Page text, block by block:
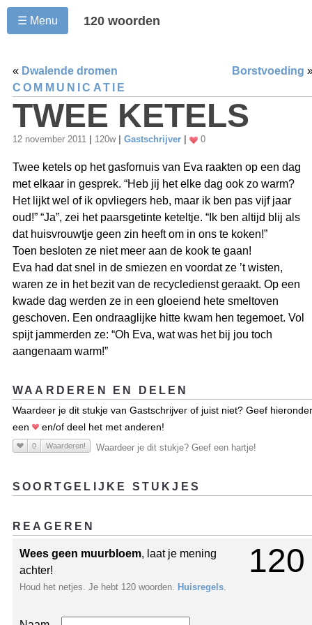
☰ Menu 120 woorden
« Dwalende dromen Borstvoeding
COMMUNICATIE
TWEE KETELS
12 november 2011 120w Gastschrijver 0
Twee ketels op het gasfornuis van Eva raakten op een dag
met elkaar in gesprek. “Heb jij het elke dag ook zo warm?
Het lijkt wel of ik opvliegers heb, maar ik ben pas vijf jaar
oud!” “Ja”, zei het paarsgetinte keteltje. “Ik ben altijd blij als
dat huisvrouwtje geen zin heeft om in ons te koken!”
Toen besloten ze niet meer aan de kook te gaan!
Eva had dat snel in de smiezen en voordat ze ’t wisten,
waren ze in het bezit van de recycledienst geraakt. Op een
kwade dag werden ze in een gloeiend hete smeltoven
geschoven. Een ondraaglijke hitte kwam hen tegemoet. Vol
spijt jammerden ze: “Oh Eva, wat was het bij jou toch
aangenaam warm!”
WAARDEREN EN DELEN
Waardeer je dit stukje van Gastschrijver of juist niet? Geef hieronder
een
en/of deel het met anderen!
0 Waarderen! Waardeer je dit stukje? Geef een hartje!
SOORTGELIJKE STUKJES
REAGEREN
120
Wees geen muurbloem, laat je mening
achter!
Houd het netjes. Je hebt 120 woorden. Huisregels